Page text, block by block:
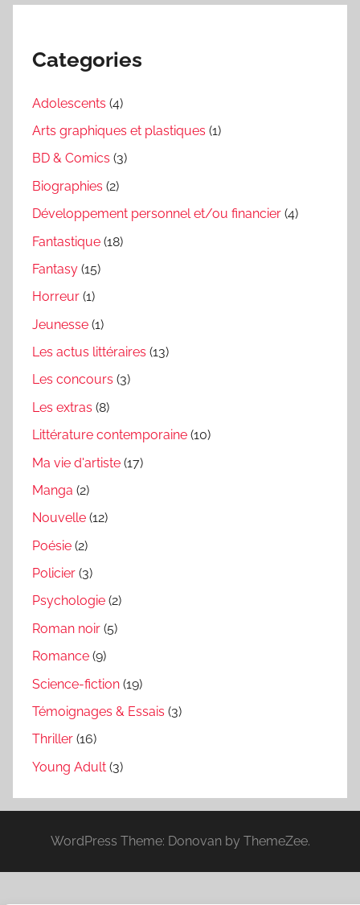
Categories
Adolescents (4)
Arts graphiques et plastiques (1)
BD & Comics (3)
Biographies (2)
Développement personnel et/ou financier (4)
Fantastique (18)
Fantasy (15)
Horreur (1)
Jeunesse (1)
Les actus littéraires (13)
Les concours (3)
Les extras (8)
Littérature contemporaine (10)
Ma vie d'artiste (17)
Manga (2)
Nouvelle (12)
Poésie (2)
Policier (3)
Psychologie (2)
Roman noir (5)
Romance (9)
Science-fiction (19)
Témoignages & Essais (3)
Thriller (16)
Young Adult (3)
WordPress Theme: Donovan by ThemeZee.